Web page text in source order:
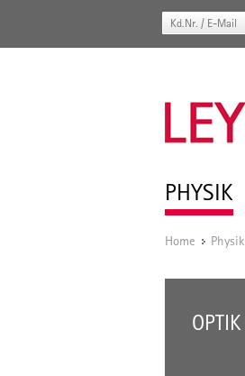
PHYSIK
Home / Physik
OPTIK